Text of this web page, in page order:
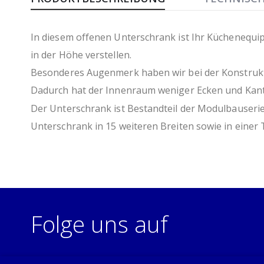
In diesem offenen Unterschrank ist Ihr
in der Höhe verstellen.
Besonderes Augenmerk haben wir bei der
Dadurch hat der Innenraum weniger Ecken und
Der Unterschrank ist Bestandteil der
Unterschrank in 15 weiteren Breiten sowie in einer
Folge uns auf